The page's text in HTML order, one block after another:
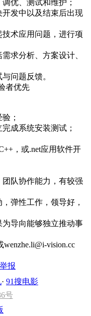
优、测试和维护；
发中以及结束后出现
术应用问题，进行项
求分析、方案设计、
问题反馈。
者优先
；
成系统安装测试；
，或.net应用软件开
队协作能力，有较强
弹性工作，领导好，
导向能够独立推动事
vision.cc
举报
· 91搜电影
号